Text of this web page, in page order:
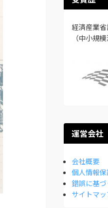
経済産業
（中小規
運営会社
会社概要
個人情報
錯誤に基
サイトマ